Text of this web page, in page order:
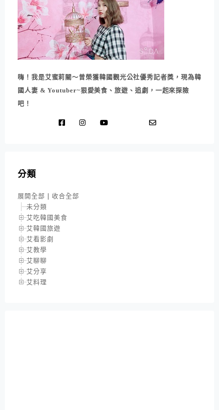
嗨！我是艾蜜莉關～曾榮獲韓國觀光公社優秀記者獎，現為韓
國人妻 & Youtuber~狠愛美食、旅遊、追劇，一起來探險
吧！
分類
展開全部 | 收合全部
未分類
艾吃韓國美食
艾韓國旅遊
艾看影劇
艾教學
艾聊聊
艾分享
艾料理